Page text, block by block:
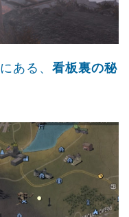
にある、 看板裏の秘